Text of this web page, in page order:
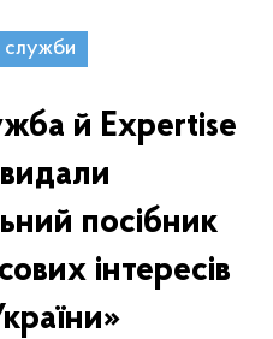
служби
й Expertise
посібник
інтересів